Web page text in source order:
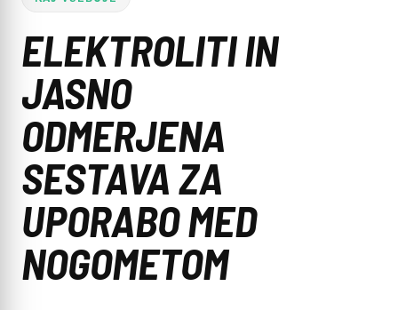
ELEKTROLITI IN
JASNO
ODMERJENA
SESTAVA ZA
UPORABO MED
NOGOMETOM